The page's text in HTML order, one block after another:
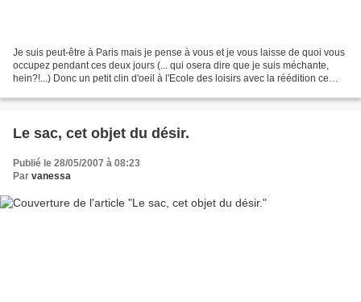
Je suis peut-être à Paris mais je pense à vous et je vous laisse de quoi vous
occupez pendant ces deux jours (... qui osera dire que je suis méchante,
hein?!...) Donc un petit clin d'oeil à l'Ecole des loisirs avec la réédition ce
Le sac, cet objet du désir.
Publié le 28/05/2007 à 08:23
Par vanessa